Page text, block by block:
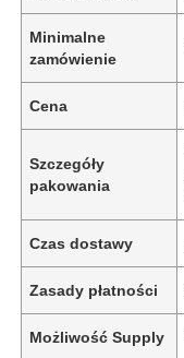
Minimalne
zamówienie
Cena
Szczegóły
pakowania
Czas dostawy
Zasady płatności
Możliwość Supply